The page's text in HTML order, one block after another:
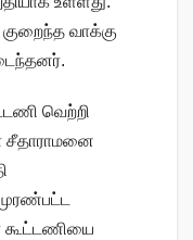
வாக்கு
வெற்றி
சீதாராமனை
கூட்டணியை